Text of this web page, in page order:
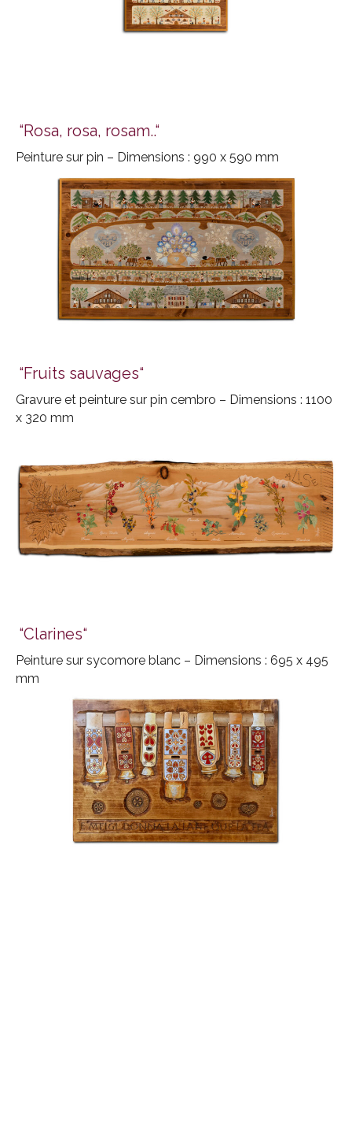
“Rosa, rosa, rosam..“
Peinture sur pin – Dimensions : 990 x 590 mm
“Fruits sauvages“
Gravure et peinture sur pin cembro – Dimensions : 1100
x 320 mm
“Clarines“
Peinture sur sycomore blanc – Dimensions : 695 x 495
mm